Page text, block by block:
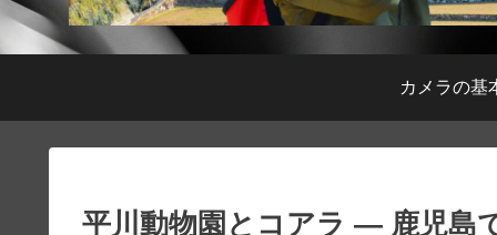
カメラの基
平川動物園とコアラ — 鹿児島